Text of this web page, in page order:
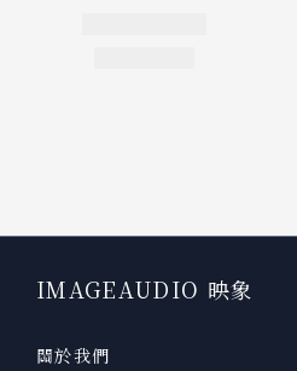
IMAGEAUDIO 映象
關於我們